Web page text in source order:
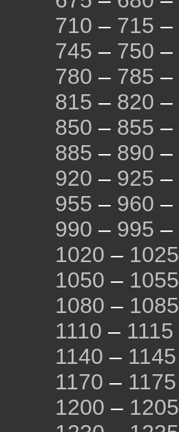
710 – 715 –
745 – 750 –
780 – 785 –
815 – 820 –
850 – 855 –
885 – 890 –
920 – 925 –
955 – 960 –
990 – 995 –
1020 – 1025
1050 – 1055
1080 – 1085
1110 – 1115
1140 – 1145
1170 – 1175
1200 – 1205